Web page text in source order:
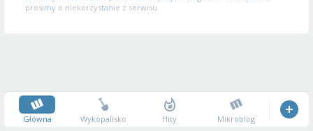
prosimy o niekorzystanie z serwisu.
Główna Wykopalisko Hity Mikroblog